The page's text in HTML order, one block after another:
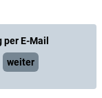
E-Mail
weiter